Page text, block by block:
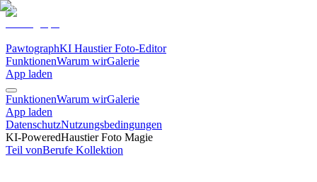
PawtographKI Haustier Foto-Editor
FunktionenWarum wirGalerie
App laden
FunktionenWarum wirGalerie
App laden
DatenschutzNutzungsbedingungen
KI-PoweredHaustier Foto Magie
Teil vonBerufe Kollektion